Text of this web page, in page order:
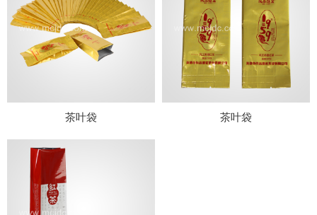
茶叶袋 茶叶袋